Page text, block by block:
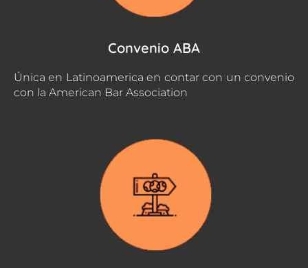
Convenio ABA
Única en Latinoamerica en contar con un convenio
con la American Bar Association